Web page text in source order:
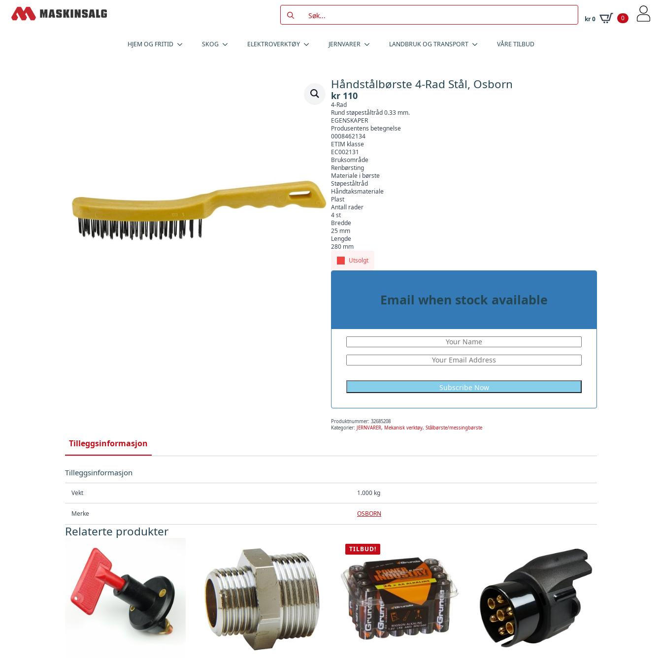
Search
for:
kr0 0
HJEM OG FRITID SKOG ELEKTROVERKTØY JERNVARER LANDBRUK OG TRANSPORT VÅRE TILBUD
Håndstålbørste 4-Rad Stål, Osborn
kr 110
4-Rad
Rund støpeståltråd 0.33 mm.
EGENSKAPER
Produsentens betegnelse
0008462134
ETIM klasse
EC002131
Bruksområde
Renbørsting
Materiale i børste
Støpeståltråd
Håndtaksmateriale
Plast
Antall rader
4 st
Bredde
25 mm
Lengde
280 mm
Utsolgt
Email when stock available
Produktnummer: 32685208
Kategorier: JERNVARER, Mekanisk verktøy, Stålbørste/messingbørste
Tilleggsinformasjon
Tilleggsinformasjon
Vekt 1.000 kg
Merke OSBORN
Relaterte produkter
TILBUD!